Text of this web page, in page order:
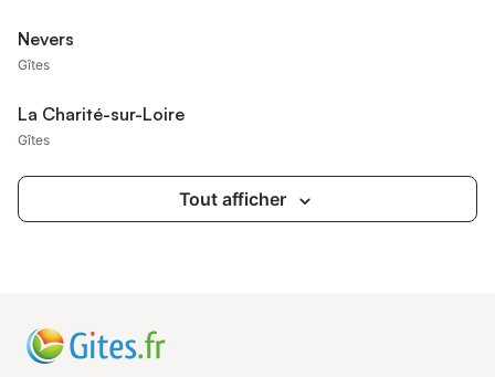
Nevers
Gîtes
La Charité-sur-Loire
Gîtes
Tout afficher